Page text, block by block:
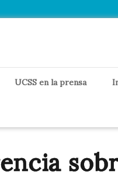
UCSS en la prensa